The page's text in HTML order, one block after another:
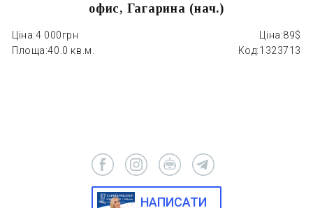
офис, Гагарина (нач.)
Ціна:4 000грн Ціна:89$
Площа:40.0 кв.м. Код:1323713
НАПИСАТИ